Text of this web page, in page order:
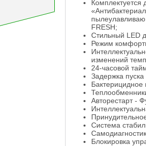
Комплектуется
FRESH;
Стильный LED
Режим
изменений
24-часовой
Задержка
Бактерицидное
Авторестарт -
Система
Блокировка